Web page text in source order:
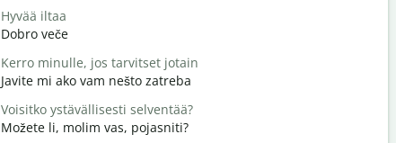
Hyvää iltaa
Dobro veče
Kerro minulle, jos tarvitset jotain
Javite mi ako vam nešto zatreba
Voisitko ystävällisesti selventää?
Možete li, molim vas, pojasniti?